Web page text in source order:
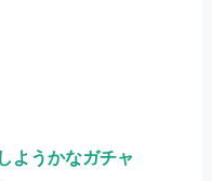
ようかなガチャ